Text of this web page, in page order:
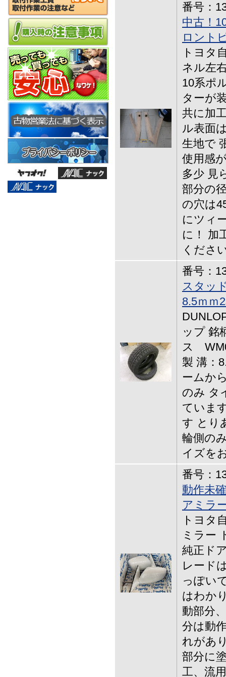
番号：
中古！
ロント
トヨタ
ネル左
10系ポ
ターが
共に加
ル表面
生地で
使用感
多少 見
部分の
の穴は
にツィ
に！ 加
くださ
番号：
スタッ
8.5ｍｍ
ップ 銘
ス
製 溝：
ームか
のみ タ
ていま
す とり
輪側の
イズを
番号：
動作未
アミラ
トヨタ
ミラー
純正ド
レード
っぽい
はわか
動部分
分は動
れがあ
部分に
工、流